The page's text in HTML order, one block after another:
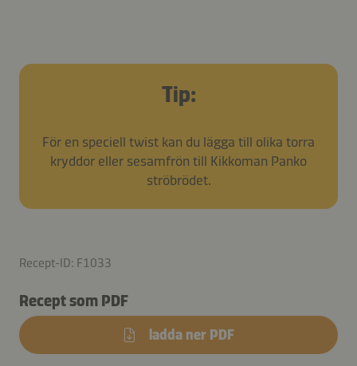
Tip:
För en speciell twist kan du lägga till olika torra
kryddor eller sesamfrön till Kikkoman Panko
ströbrödet.
Recept-ID: F1033
Recept som PDF
ladda ner PDF